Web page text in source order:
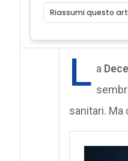
Riassumi questo
L a
sanitari. Ma